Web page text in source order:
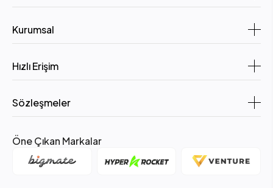
Kurumsal
Hızlı Erişim
Sözleşmeler
Öne Çıkan Markalar